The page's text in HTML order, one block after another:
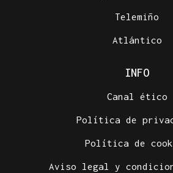
Telemiño
Atlántico
INFO
Canal ético
Política de
Política de
Aviso legal y